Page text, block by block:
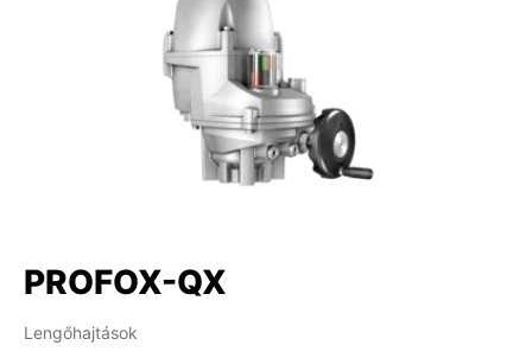
PROFOX-QX
Lengőhajtások